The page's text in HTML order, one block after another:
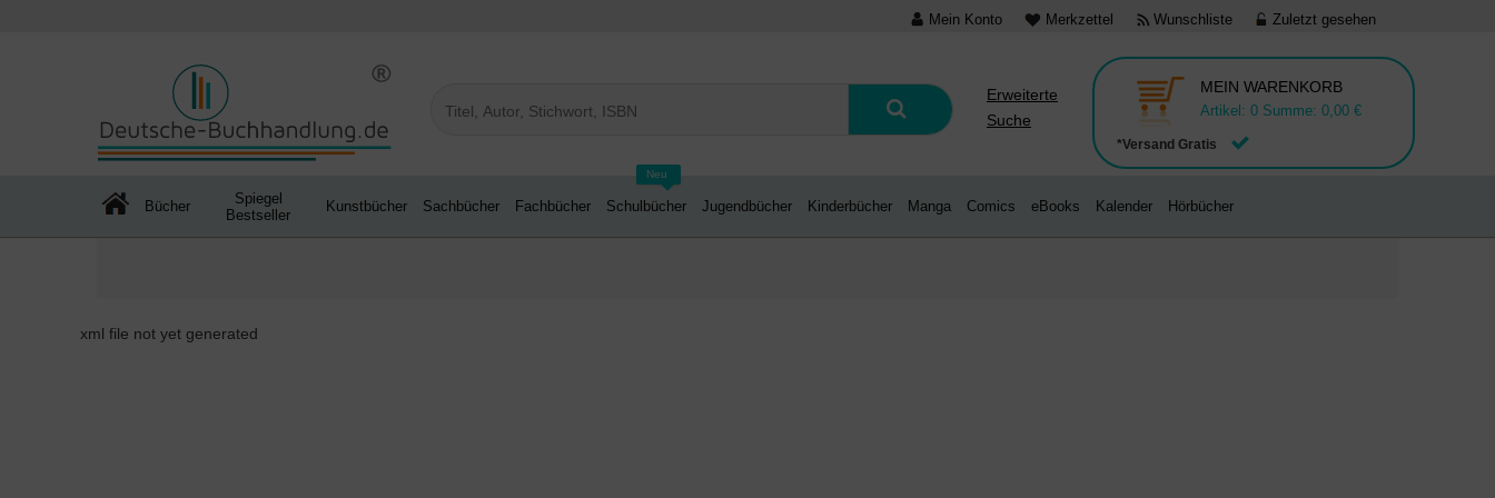
Mein Konto Merkzettel Wunschliste Zuletzt gesehen
Erweiterte
Suche
*Versand Gratis
MEIN WARENKORB
Artikel: 0 Summe: 0,00 €
Bücher
Spiegel
Bestseller
Kunstbücher Sachbücher Fachbücher
Neu
Schulbücher Jugendbücher Kinderbücher Manga Comics eBooks Kalender Hörbücher
xml file not yet generated